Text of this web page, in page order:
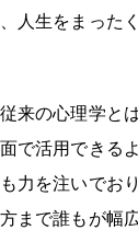
人生をまった
来の心理学と
で活用できる
力を注いでお
まで誰もが幅